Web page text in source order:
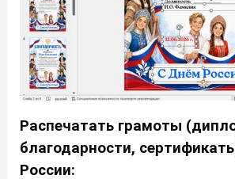
Распечатать грамоты
благодарности,
России: